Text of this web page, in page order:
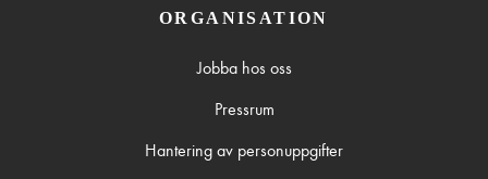
ORGANISATION
Jobba hos oss
Pressrum
Hantering av personuppgifter